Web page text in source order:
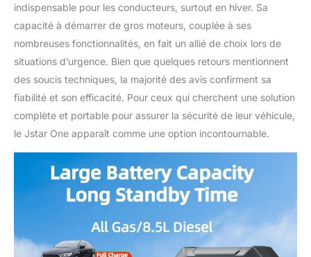
indispensable pour les conducteurs, surtout en hiver. Sa
capacité à démarrer de gros moteurs, couplée à ses
nombreuses fonctionnalités, en fait un allié de choix lors de
situations d’urgence. Bien que quelques retours mentionnent
des soucis techniques, la majorité des avis confirment sa
fiabilité et son efficacité. Pour ceux qui cherchent une solution
complète et portable pour assurer la sécurité de leur véhicule,
le Jstar One apparaît comme une option incontournable.